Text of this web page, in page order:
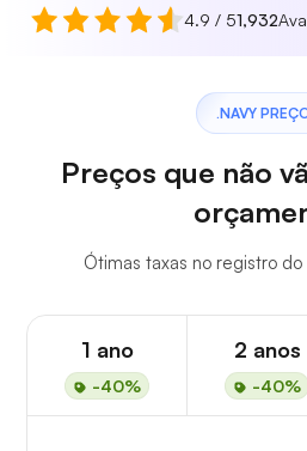
4.9 / 51,932
.NAVY
Preços que não
Ótimas taxas no registro do
1 ano
-40%
2 anos
-40%